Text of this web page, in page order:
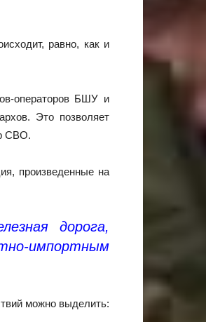
равно, как и
операторов БШУ и
Это позволяет
СВО.
произведенные на
дорога,
импортным
можно выделить: